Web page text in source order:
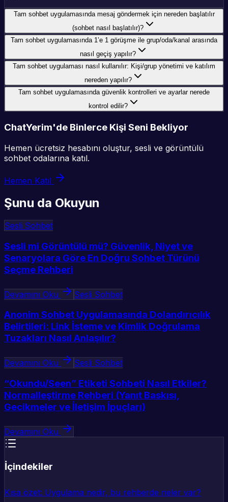
Tam sohbet uygulamasında mesaj göndermek için nereden başlatılır
(sohbet nasıl başlatılır)?
Tam sohbet uygulamasında 1’e 1 görüşme ile grup/oda/kanal arasında
nasıl geçiş yapılır?
Tam sohbet uygulaması nasıl kullanılır: Kişi/grup yönetimi ve katılım
nereden yapılır?
Tam sohbet uygulamasında güvenlik kontrolleri ve ayarlar nerede
kontrol edilir?
ChatYerim'de Binlerce Kişi Seni Bekliyor
Hemen ücretsiz hesabını oluştur, sesli ve görüntülü
sohbet odalarına katıl.
Hemen Katıl
Şunu da Okuyun
Sesli Sohbet
Sesli mi Görüntülü mü? Güvenlik, Niyet ve
Senaryolara Göre En Doğru Sohbet Türünü
Seçme Rehberi
Devamını Oku Sesli Sohbet
Anonim Sohbet Uygulamasında Dolandırıcılık
Belirtileri: Link İsteme ve Kimlik Doğrulama
Tuzakları Nasıl Anlaşılır?
Devamını Oku Sesli Sohbet
“Okundu/Seen” Etiketi Sohbeti Nasıl Etkiler?
Normalleştirme Rehberi (Yanıt Baskısı,
Gecikmeler ve İletişim İpuçları)
Devamını Oku
İçindekiler
Kısa özet: Uygulama nedir, bu rehberde neler var?